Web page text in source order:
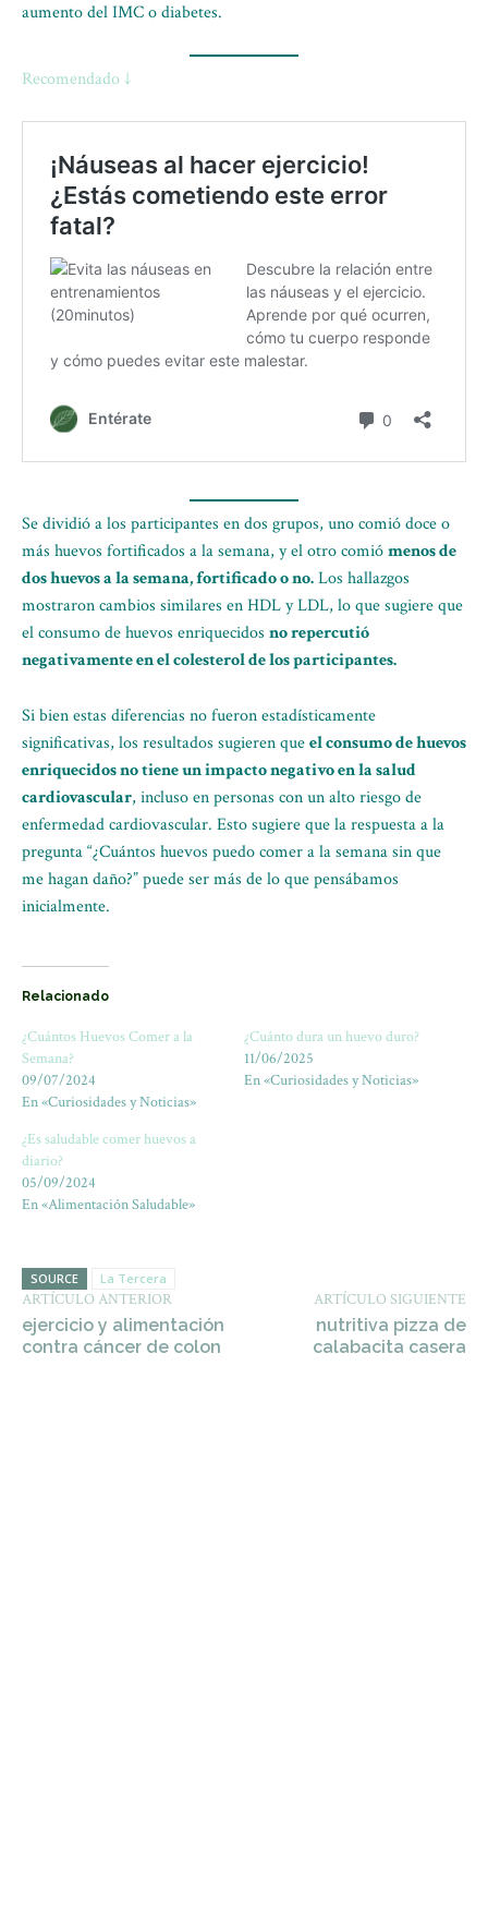
aumento del IMC o diabetes.
Recomendado ↓
Se dividió a los participantes en dos grupos, uno comió doce o
más huevos fortificados a la semana, y el otro comiómenos de
dos huevos a la semana, fortificado o no.Los hallazgos
mostraron cambios similares en HDL y LDL, lo que sugiere que
el consumo de huevos enriquecidos no repercutió
negativamente en el colesterol de los participantes.
Si bien estas diferencias no fueron estadísticamente
significativas, los resultados sugieren queel consumo de huevos
enriquecidos no tiene un impacto negativo en la salud
cardiovascular, incluso en personas con un alto riesgo de
enfermedad cardiovascular. Esto sugiere que la respuesta a la
pregunta “¿Cuántos huevos puedo comer a la semana sin que
me hagan daño?” puede ser más de lo que pensábamos
inicialmente.
Relacionado
¿Cuántos Huevos Comer a la
Semana?
09/07/2024
En «Curiosidades y Noticias»
¿Cuánto dura un huevo duro?
11/06/2025
En «Curiosidades y Noticias»
¿Es saludable comer huevos a
diario?
05/09/2024
En «Alimentación Saludable»
SOURCE La Tercera
ARTÍCULO ANTERIOR
ejercicio y alimentación
contra cáncer de colon
ARTÍCULO SIGUIENTE
nutritiva pizza de
calabacita casera